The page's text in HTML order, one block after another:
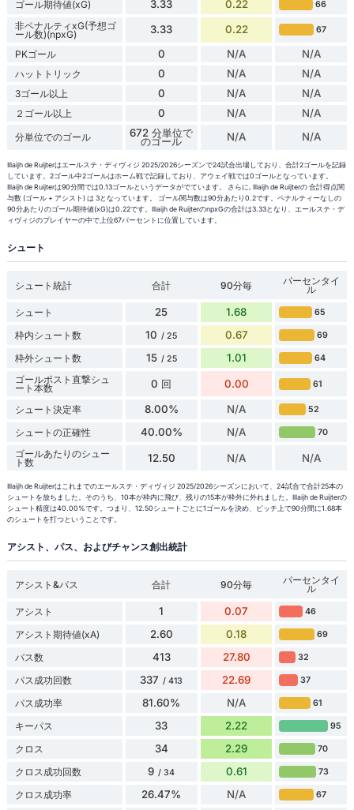
ゴール期待値(xG) 3.33 0.22 66
非ペナルティxG(予想ゴ
ール数)(npxG) 3.33 0.22 67
PKゴール 0 N/A N/A
ハットトリック 0 N/A N/A
3ゴール以上 0 N/A N/A
２ゴール以上 0 N/A N/A
分単位でのゴール 672 分単位で
のゴール N/A N/A
Illaijh de Ruijterはエールステ・ディヴィジ 2025/2026シーズンで24試合出場しており、合計2ゴールを記録
しています。2ゴール中2ゴールはホーム戦で記録しており、アウェイ戦では0ゴールとなっています。
Illaijh de Ruijterは90分間では0.13ゴールというデータがでています。 さらに, Illaijh de Ruijterの 合計得点関
与数 (ゴール + アシスト) は 3となっています。 ゴール関与数は90分あたり0.2です。ペナルティーなしの
90分あたりのゴール期待値(xG)は0.22です。Illaijh de RuijterのnpxGの合計は3.33となり、エールステ・デ
ィヴィジのプレイヤーの中で上位67パーセントに位置しています。
シュート
シュート統計 合計 90分毎 パーセンタイ
ル
シュート
25 1.68 65
枠内シュート数 10 / 25 0.67 69
枠外シュート数 15 / 25 1.01 64
ゴールポスト直撃シュ
ート本数 0 回 0.00 61
シュート決定率 8.00% N/A 52
シュートの正確性 40.00% N/A 70
ゴールあたりのシュー
ト数 12.50 N/A N/A
Illaijh de Ruijterはこれまでのエールステ・ディヴィジ 2025/2026シーズンにおいて、24試合で合計25本の
シュートを放ちました。そのうち、10本が枠内に飛び、残りの15本が枠外に外れました。Illaijh de Ruijterの
シュート精度は40.00%です。つまり、12.50シュートごとに1ゴールを決め、ピッチ上で90分間に1.68本
のシュートを打つということです。
アシスト、パス、およびチャンス創出統計
アシスト&パス 合計 90分毎 パーセンタイ
ル
アシスト
1 0.07 46
アシスト期待値(xA) 2.60 0.18 69
パス数 413 27.80 32
パス成功回数 337 / 413 22.69 37
パス成功率 81.60% N/A 61
キーパス 33 2.22 95
クロス 34 2.29 70
クロス成功回数 9 / 34 0.61 73
クロス成功率 26.47% N/A 67